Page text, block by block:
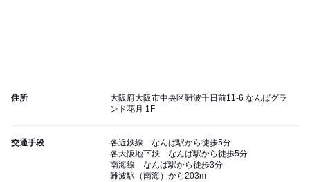
住所
大阪府大阪市中央区難波千日前11-6 なんばグラ
ンド花月 1F
交通手段
各近鉄線 なんば駅から徒歩5分
各大阪地下鉄 なんば駅から徒歩5分
南海線 なんば駅から徒歩3分
難波駅（南海）から203m